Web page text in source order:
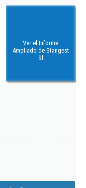
Ver el Informe
Ampliado de Stangest
Sl